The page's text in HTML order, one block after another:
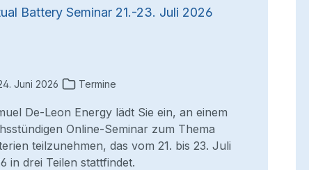
Battery Seminar 21.-23. Juli 2026
Juni 2026 Termine
De-Leon Energy lädt Sie ein, an einem
Online-Seminar zum Thema
teilzunehmen, das vom 21. bis 23. Juli
in drei Teilen stattfindet.